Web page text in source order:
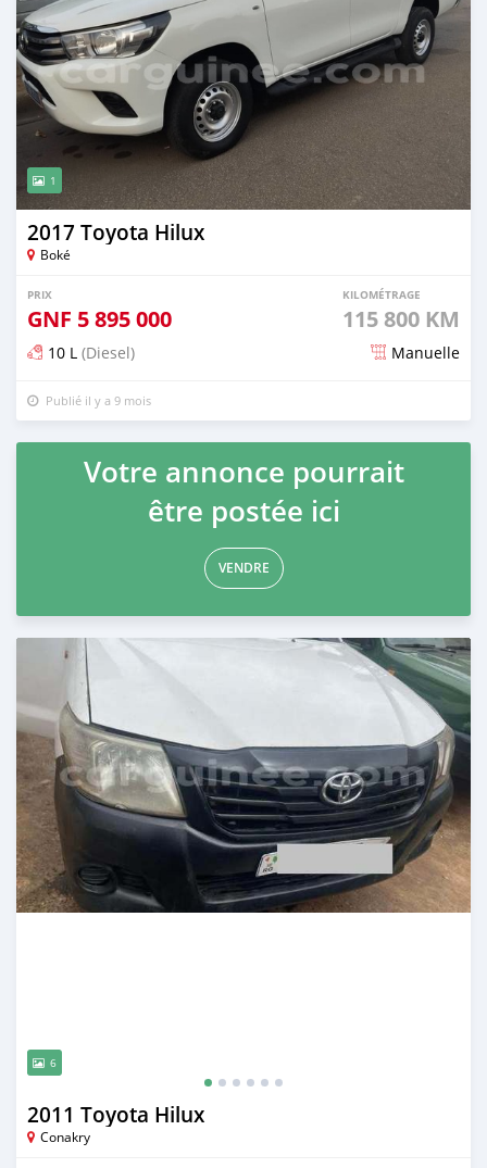
1
2017 Toyota Hilux
Boké
PRIX
GNF 5 895 000
KILOMÉTRAGE
115 800 KM
10 L (Diesel) Manuelle
Publié il y a 9 mois
Votre annonce pourrait
être postée ici
VENDRE
6
2011 Toyota Hilux
Conakry